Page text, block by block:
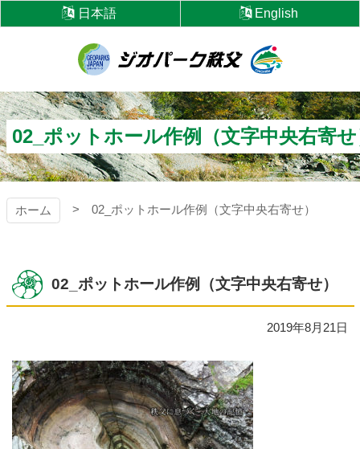
ン
本
文
へ
ス
キ
ッ
プ
日本語 English
ジオパーク秩父
02_ポットホール作例（文字中央右寄
ホーム 02_ポットホール作例（文字中央右寄せ）
02_ポットホール作例（文字中央右寄せ）
2019年8月21日